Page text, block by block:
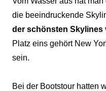
die beeindruckende
der schönsten Skylines
Platz eins gehört New
sein.
Bei der Bootstour hatten